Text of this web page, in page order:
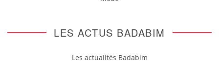
LES ACTUS BADABIM
Les actualités Badabim